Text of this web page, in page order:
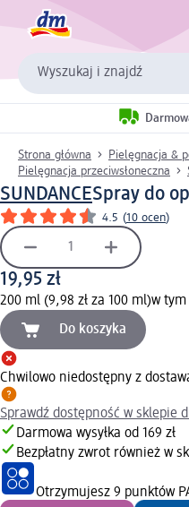
Wyszukaj i znajdź
Strona główna
Pielęgnacja &
Pielęgnacja przeciwsłoneczna
SUNDANCESpray do
4.5 (10 ocen)
19,95 zł
200 ml (9,98 zł za 100 ml)w tym
Do koszyka
Chwilowo niedostępny z
Sprawdź dostępność w sklepie
Darmowa wysyłka od 169 zł
Bezpłatny zwrot również w
Otrzymujesz 9 punktów